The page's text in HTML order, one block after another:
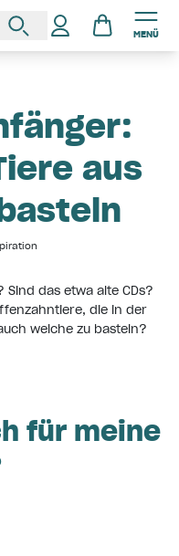
MENÜ
aus
das etwa alte CDs?
die in der
welche zu basteln?
für meine